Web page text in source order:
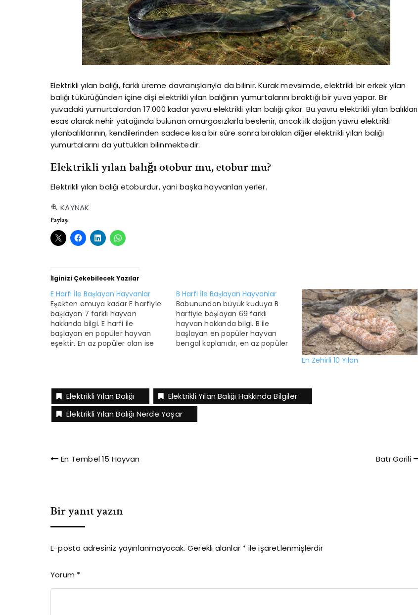
Elektrikli yılan balığı, farklı üreme davranışlarıyla da bilinir. Kurak mevsimde, elektrikli bir erkek yılan
balığı tükürüğünden içine dişi elektrikli yılan balığının yumurtalarını bıraktığı bir yuva yapar. Bir
yuvadaki yumurtalardan 17.000 kadar yavru elektrikli yılan balığı çıkar. Bu yavru elektrikli yılan balıkları
esas olarak nehir yatağında bulunan omurgasızlarla beslenir, ancak ilk doğan yavru elektrikli
yılanbalıklarının, kendilerinden sadece kısa bir süre sonra bırakılan diğer elektrikli yılan balığı
yumurtalarını da yuttukları bilinmektedir.
Elektrikli yılan balığı otobur mu, etobur mu?
Elektrikli yılan balığı etoburdur, yani başka hayvanları yerler.
KAYNAK
Paylaş:
İlginizi Çekebilecek Yazılar
E Harfi İle Başlayan Hayvanlar
Eşekten emuya kadar E harfiyle
başlayan 7 farklı hayvan
hakkında bilgi. E harfi ile
başlayan en popüler hayvan
eşektir. En az popüler olan ise
hem savunma hem de saldırı
anında elektrik üretebilir. E…
B Harfi İle Başlayan Hayvanlar
Babunundan büyük kuduya B
harfiyle başlayan 69 farklı
hayvan hakkında bilgi. B ile
başlayan en popüler hayvan
bengal kaplanıdır, en az popüler
düşünülmektedir. Bonobonun
DNA'sının % 97'si insanlarla
ortaktır. Bizon, Kuzey
Amerika'daki…
En Zehirli 10 Yılan
Elektrikli Yılan Balığı
Elektrikli Yılan Balığı Hakkında Bilgiler
Elektrikli Yılan Balığı Nerde Yaşar
Yazı
En Tembel 15 Hayvan Batı Gorili
Bir yanıt yazın
E-posta adresiniz yayınlanmayacak. Gerekli alanlar * ile işaretlenmişlerdir
Yorum *